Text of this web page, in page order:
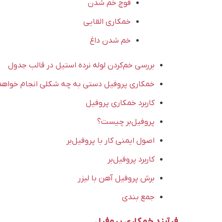
قوچ خم شدن
خمکاری القایی
خم شدن داغ
بررسی خم‌کردن لوله نرده استیل در قالب جدول
خمکاری پروفیل دستی به چه شکلی انجام
کاربرد خمکاری پروفیل
پروفیل‌بر چیست؟
اصول ایمنی کار با پروفیل‌بر
کاربرد پروفیل‌بر
برش پروفیل آهن با لیزر
جمع بندی